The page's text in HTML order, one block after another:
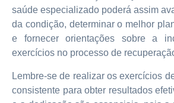
saúde especializado poderá assim
da condição, determinar o melhor
e fornecer orientações sobre a
exercícios no processo de
Lembre-se de realizar os exercícios
consistente para obter resultados